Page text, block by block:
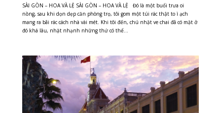
SÀI GÒN – HOA VÀ LỆ SÀI GÒN – HOA VÀ LỆ Đó là một buổi trưa oi
nồng, sau khi dọn dẹp căn phòng trọ, tôi gom một túi rác thật to ì ạch
mang ra bãi rác cách nhà vài mét. Khi tôi đến, chú nhặt ve chai đã có mặt ở
đó khá lâu, nhặt nhạnh những thứ có thể...